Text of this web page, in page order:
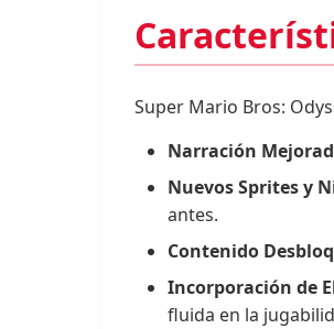
Super Mario Bros:
Narración
Nuevos Sprites y
antes.
Contenido
Incorporación de
fluida en la